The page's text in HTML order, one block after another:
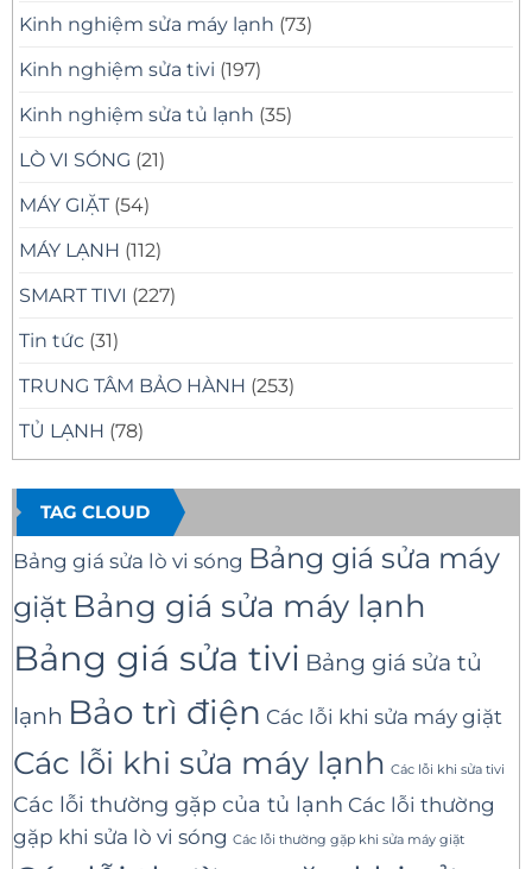
Kinh nghiệm sửa máy lạnh (73)
Kinh nghiệm sửa tivi (197)
Kinh nghiệm sửa tủ lạnh (35)
LÒ VI SÓNG (21)
MÁY GIẶT (54)
MÁY LẠNH (112)
SMART TIVI (227)
Tin tức (31)
TRUNG TÂM BẢO HÀNH (253)
TỦ LẠNH (78)
TAG CLOUD
Bảng giá sửa lò vi sóng Bảng giá sửa máy
giặt Bảng giá sửa máy lạnh
Bảng giá sửa tivi Bảng giá sửa tủ
lạnh Bảo trì điện Các lỗi khi sửa máy giặt
Các lỗi khi sửa máy lạnh Các lỗi khi sửa tivi
Các lỗi thường gặp của tủ lạnh Các lỗi thường
gặp khi sửa lò vi sóng Các lỗi thường gặp khi sửa máy giặt